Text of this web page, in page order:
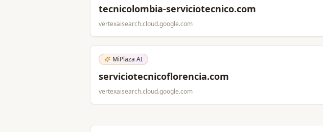
tecnicolombia-serviciotecnico.com
vertexaisearch.cloud.google.com
MiPlaza AI
serviciotecnicoflorencia.com
vertexaisearch.cloud.google.com